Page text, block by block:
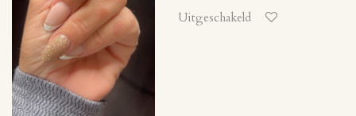
Uitgeschakeld